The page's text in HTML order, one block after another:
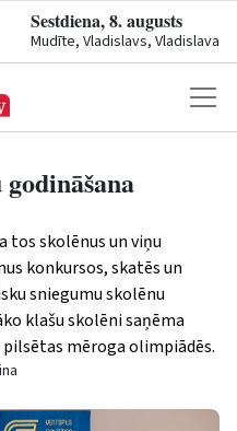
Sestdiena, 8. augusts
Mudīte, Vladislavs, Vladislava
tos skolēnus un viņu
konkursos, skatēs un
sniegumu skolēnu
klašu skolēni saņēma
mēroga olimpiādēs.